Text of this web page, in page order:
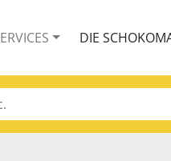
SERVICES DIE